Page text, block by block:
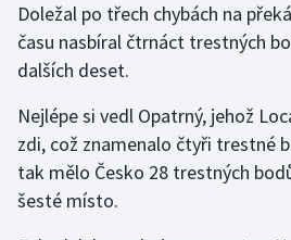
Rychlostní kanoistika
Sportovní střelba
Stolní tenis
Doležal po třech chybách na
času nasbíral čtrnáct trestných
dalších deset.
Nejlépe si vedl Opatrný, jehož
zdi, což znamenalo čtyři trestné
tak mělo Česko 28 trestných
šesté místo.